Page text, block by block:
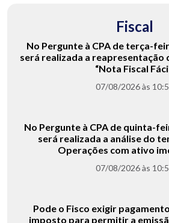
Fiscal
No Pergunte à CPA de terça-
será realizada a reapresentação
“Nota Fiscal
07/08/2026 às
No Pergunte à CPA de quinta-
será realizada a análise do
Operações com ativo
07/08/2026 às
Pode o Fisco exigir
imposto para permitir a